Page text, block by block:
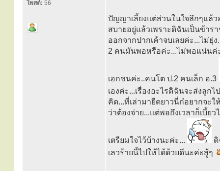
โพสต์: 56
ปัญญาเลี้ยงแต่ส่วนในใจลึกๆแล้
สบายอยู่แล้วเพราะดิฉันเป็นข้า
ออกจากปากเค้าจบเลยค่ะ...ไม่
2 คนมันพอหรือค่ะ...ไม่พอแน่นค่
เอกชนค่ะ..คนโต ป.2 คนเล็ก อ.3
เองค่ะ...เรื่องอะไรดิฉันจะส่งลู
คิด...ที่เล่ามายืดยาวนี่ก๋อยากจะ
ว่าต้องจ่าย...แต่พอถึงเวลาก็เบี้ย
เตรียมใจไว้บ้างนะค่ะ...
เลวร้ายนี้ไปให้ได้ด้วยดีนะค่ะสู้ๆ